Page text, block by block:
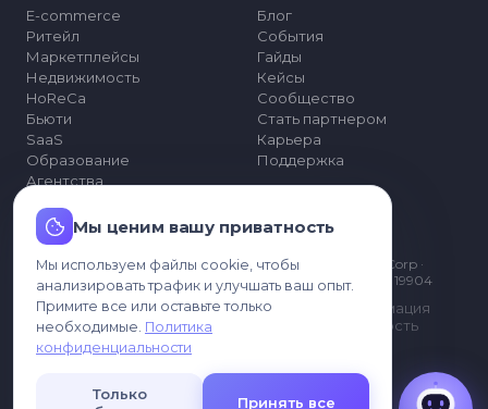
E-commerce
Ритейл
Маркетплейсы
Недвижимость
HoReCa
Бьюти
SaaS
Образование
Агентства
Блог
События
Гайды
Кейсы
Сообщество
Стать партнером
Карьера
Поддержка
Компания
Тарифы
Enterprise
О нас
© 2026 MyChatBot Corp ·
Delaware · Dover, DE 19904
Правовая информация
Конфиденциальность
использование
Согласен, что мои данные могут
обрабатываться для связи со мной.
Мы ценим вашу приватность
Мы используем файлы cookie, чтобы
анализировать трафик и улучшать ваш опыт.
Примите все или оставьте только
необходимые. Политика
конфиденциальности
Только
Принять все